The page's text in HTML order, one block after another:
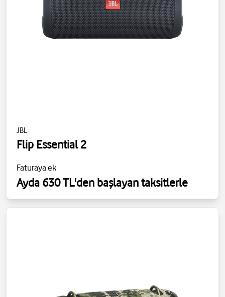
JBL
Flip Essential 2
Faturaya ek
Ayda 630 TL'den başlayan taksitlerle